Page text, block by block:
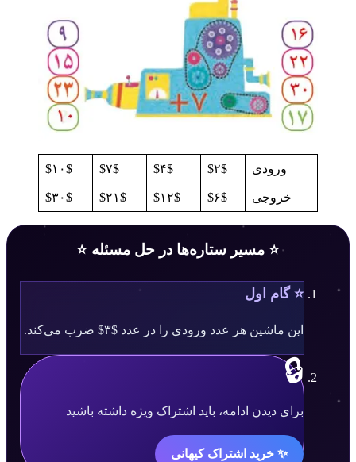
$۱۰$ $۷$ $۴$ $۲$ ورودی
$۳۰$ $۲۱$ $۱۲$ $۶$ خروجی
⭐ مسیر ستاره‌ها در حل مسئله ⭐
⭐ گام اول
این ماشین هر عدد ورودی را در عدد $۳$ ضرب می‌کند.
🔒
محتوا
قفل
شده
برای دیدن ادامه، باید اشتراک ویژه داشته باشید
✨ خرید اشتراک کیهانی